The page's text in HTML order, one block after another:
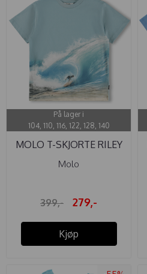
På lager i
104, 110, 116, 122, 128, 140
MOLO T-SKJORTE RILEY
BLUISH ...
Molo
399,- 279,-
Kjøp